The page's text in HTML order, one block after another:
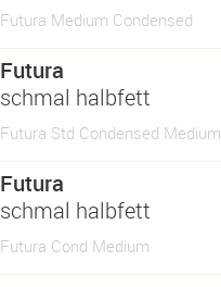
Futura Medium Condensed
Futura
schmal halbfett
Futura Std Condensed Medium
Futura
schmal halbfett
Futura Cond Medium